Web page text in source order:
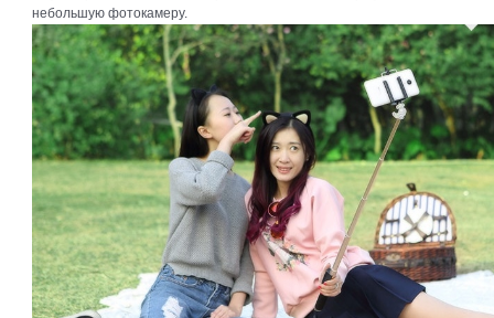
небольшую фотокамеру.